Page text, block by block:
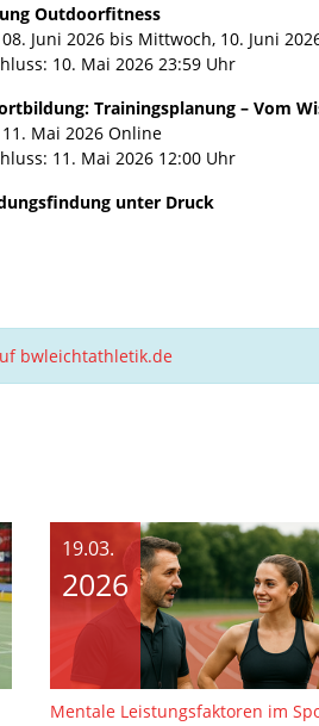
Outdoorfitness
Juni 2026 bis Mittwoch, 10. Juni
10. Mai 2026 23:59 Uhr
Trainingsplanung – Vom
Mai 2026 Online
11. Mai 2026 12:00 Uhr
unter Druck
bwleichtathletik.de
19.03.
2026